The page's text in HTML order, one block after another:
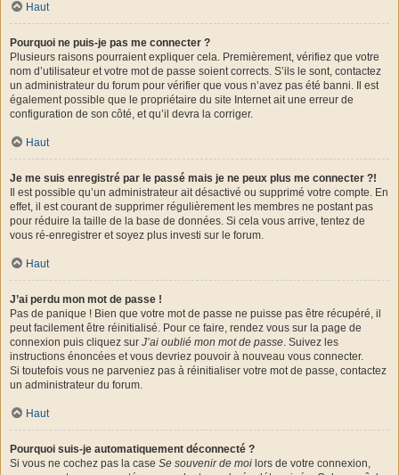
Haut
Pourquoi ne puis-je pas me connecter ?
Plusieurs raisons pourraient expliquer cela. Premièrement, vérifiez que votre
nom d’utilisateur et votre mot de passe soient corrects. S’ils le sont, contactez
un administrateur du forum pour vérifier que vous n’avez pas été banni. Il est
également possible que le propriétaire du site Internet ait une erreur de
configuration de son côté, et qu’il devra la corriger.
Haut
Je me suis enregistré par le passé mais je ne peux plus me connecter ?!
Il est possible qu’un administrateur ait désactivé ou supprimé votre compte. En
effet, il est courant de supprimer régulièrement les membres ne postant pas
pour réduire la taille de la base de données. Si cela vous arrive, tentez de
vous ré-enregistrer et soyez plus investi sur le forum.
Haut
J’ai perdu mon mot de passe !
Pas de panique ! Bien que votre mot de passe ne puisse pas être récupéré, il
peut facilement être réinitialisé. Pour ce faire, rendez vous sur la page de
connexion puis cliquez sur J’ai oublié mon mot de passe. Suivez les
instructions énoncées et vous devriez pouvoir à nouveau vous connecter.
Si toutefois vous ne parveniez pas à réinitialiser votre mot de passe, contactez
un administrateur du forum.
Haut
Pourquoi suis-je automatiquement déconnecté ?
Si vous ne cochez pas la case Se souvenir de moi lors de votre connexion,